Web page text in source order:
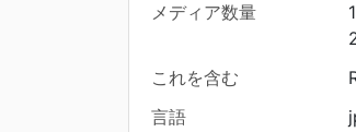
メディア数量
これを含む
言語